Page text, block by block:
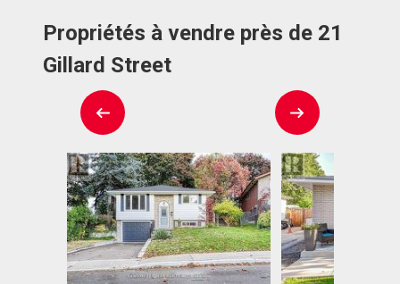
Propriétés à vendre près de 21
Gillard Street